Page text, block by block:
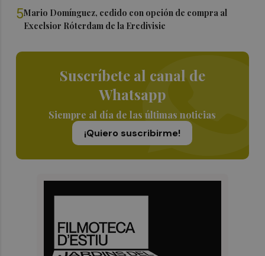
5Mario Domínguez, cedido con opción de compra al
Excelsior Róterdam de la Eredivisie
Suscríbete al canal de
Whatsapp
Siempre al día de las últimas noticias
¡Quiero suscribirme!